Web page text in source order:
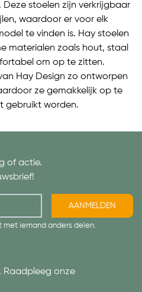
stoelen zijn verkrijgbaar
waardoor er voor elk
te vinden is. Hay stoelen
materialen zoals hout, staal
om op te zitten.
Hay Design zo ontworpen
ze gemakkelijk op te
gebruikt worden.
of actie.
AANMELDEN
met iemand anders delen.
Raadpleeg onze